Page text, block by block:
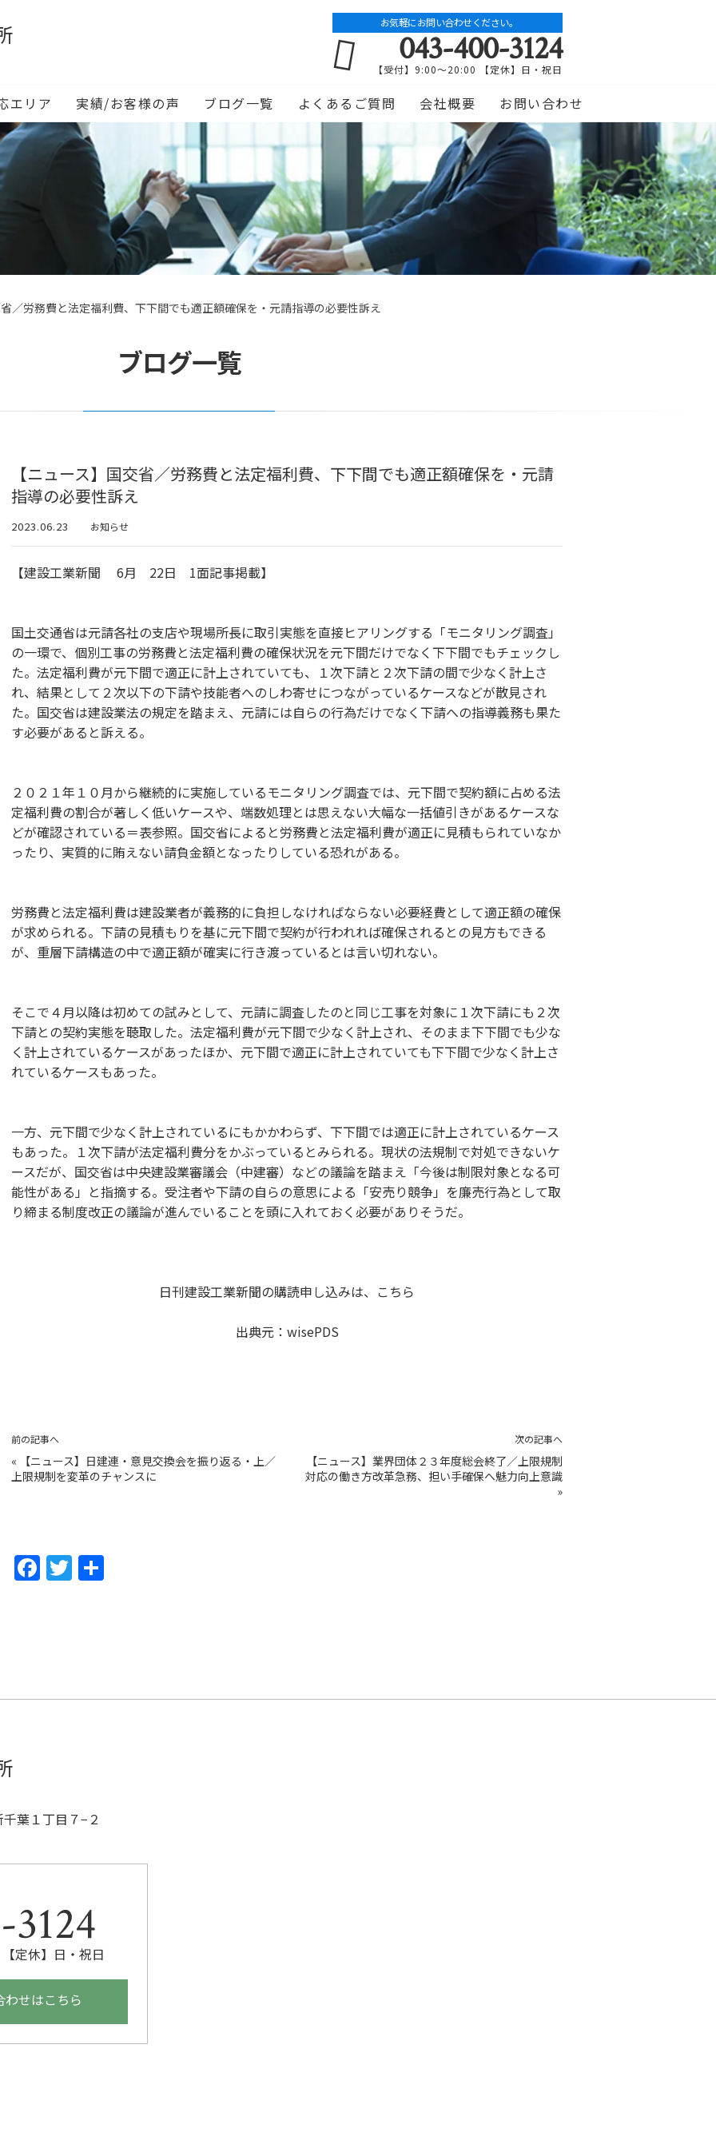
お気軽にお問い合わせください。
043-400-3124
【受付】9:00～20:00 【定休】日・祝日
エリア 実績/お客様の声 ブログ一覧 よくあるご質問 会社概要 お問い合わせ
／労務費と法定福利費、下下間でも適正額確保を・元請指導の必要性訴え
ブログ一覧
【ニュース】国交省／労務費と法定福利費、下下間でも適正額確保を・元請
指導の必要性訴え
2023.06.23 お知らせ
【建設工業新聞 6月 22日 1面記事掲載】
国土交通省は元請各社の支店や現場所長に取引実態を直接ヒアリングする「モニタリング調査」
の一環で、個別工事の労務費と法定福利費の確保状況を元下間だけでなく下下間でもチェックし
た。法定福利費が元下間で適正に計上されていても、１次下請と２次下請の間で少なく計上さ
れ、結果として２次以下の下請や技能者へのしわ寄せにつながっているケースなどが散見され
た。国交省は建設業法の規定を踏まえ、元請には自らの行為だけでなく下請への指導義務も果た
す必要があると訴える。
２０２１年１０月から継続的に実施しているモニタリング調査では、元下間で契約額に占める法
定福利費の割合が著しく低いケースや、端数処理とは思えない大幅な一括値引きがあるケースな
どが確認されている＝表参照。国交省によると労務費と法定福利費が適正に見積もられていなか
ったり、実質的に賄えない請負金額となったりしている恐れがある。
労務費と法定福利費は建設業者が義務的に負担しなければならない必要経費として適正額の確保
が求められる。下請の見積もりを基に元下間で契約が行われれば確保されるとの見方もできる
が、重層下請構造の中で適正額が確実に行き渡っているとは言い切れない。
そこで４月以降は初めての試みとして、元請に調査したのと同じ工事を対象に１次下請にも２次
下請との契約実態を聴取した。法定福利費が元下間で少なく計上され、そのまま下下間でも少な
く計上されているケースがあったほか、元下間で適正に計上されていても下下間で少なく計上さ
れているケースもあった。
一方、元下間で少なく計上されているにもかかわらず、下下間では適正に計上されているケース
もあった。１次下請が法定福利費分をかぶっているとみられる。現状の法規制で対処できないケ
ースだが、国交省は中央建設業審議会（中建審）などの議論を踏まえ「今後は制限対象となる可
能性がある」と指摘する。受注者や下請の自らの意思による「安売り競争」を廉売行為として取
り締まる制度改正の議論が進んでいることを頭に入れておく必要がありそうだ。
日刊建設工業新聞の購読申し込みは、 こちら
出典元： wisePDS
前の記事へ
«
【ニュース】日建連・意見交換会を振り返る・上／
上限規制を変革のチャンスに
次の記事へ
【ニュース】業界団体２３年度総会終了／上限規制
対応の働き方改革急務、担い手確保へ魅力向上意識
»
F
o
T
葉１丁目７−２
定休】日・祝日
せはこちら